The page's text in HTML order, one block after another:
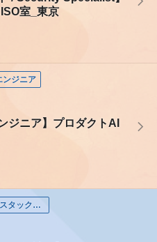
室_東京
ンジニア
ジニア】プロダクトAI
フルスタックエンジニア